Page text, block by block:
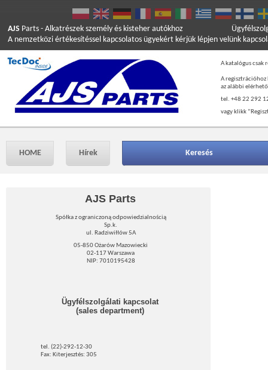
AJS Parts - Alkatrészek személy és kisteher autókhoz
A nemzetközi értékesítéssel kapcsolatos ügyekért kérjük lépjen velünk
A katalógus csak
A regisztrációhoz
az alábbi
tel. +48 22 292
vagy klikk
HOME Hírek Keresés
AJS Parts
Spółka z ograniczoną odpowiedzialnością
Sp.k.
ul. Radziwiłłów 5A
05-850 Ożarów Mazowiecki
02-117 Warszawa
NIP: 7010195428
Ügyfélszolgálati kapcsolat
(sales department)
tel. (22)-292-12-30
Fax: Kiterjesztés: 305